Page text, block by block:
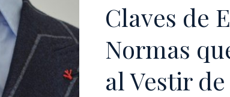
Claves de
Normas
al Vestir